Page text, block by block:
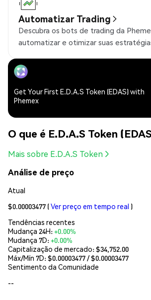
Automatizar Trading
Descubra os bots de trading da
automatizar e otimizar suas
Get Your First E.D.A.S Token (EDAS) with
Phemex
O que é E.D.A.S Token
Mais sobre E.D.A.S Token
Análise de preço
Atual
$0.00003477 (Ver preço em tempo real )
Tendências recentes
Mudança 24H:+0.00%
Mudança 7D:+0.00%
Capitalização de mercado:$34,752.00
Máx/Mín 7D: $0.00003477/ $0.00003477
Sentimento da Comunidade
--